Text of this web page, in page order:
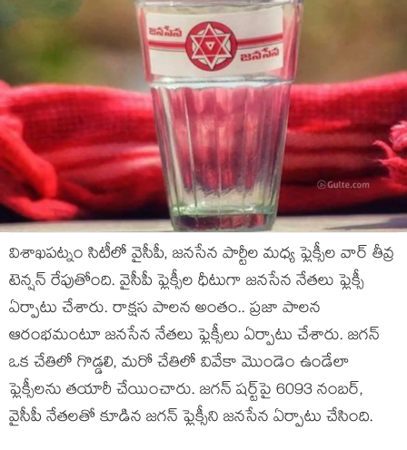
విశాఖపట్నం సిటీలో వైసీపీ, జనసేన పార్టీల మధ్య ఫ్లెక్సీల వార్ తీవ్ర
టెన్ష‌న్ రేపుతోంది. వైసీపీ ఫ్లెక్సీల ధీటుగా జనసేన నేతలు ఫ్లెక్సీ
ఏర్పాటు చేశారు. రాక్షస పాలన అంతం.. ప్రజా పాలన
ఆరంభమంటూ జనసేన నేతలు ఫ్లెక్సీలు ఏర్పాటు చేశారు. జగన్
ఒక చేతిలో గొడ్డలి, మరో చేతిలో వివేకా మొండెం ఉండేలా
ఫ్లెక్సీలను తయారీ చేయించారు. జగన్‌ షర్ట్‌పై 6093 నంబర్,
వైసీపీ నేతలతో కూడిన జగన్ ఫ్లెక్సీని జనసేన ఏర్పాటు చేసింది.